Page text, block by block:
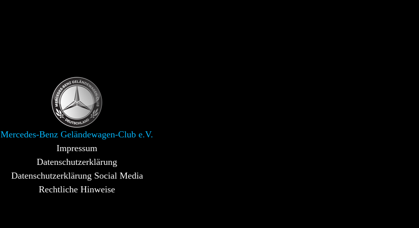
Mercedes-Benz Geländewagen-Club e.V.
Impressum
Datenschutzerklärung
Datenschutzerklärung Social Media
Rechtliche Hinweise